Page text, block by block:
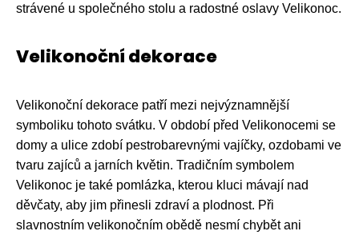
strávené u společného stolu a radostné oslavy Velikonoc.
Velikonoční dekorace
Velikonoční dekorace patří mezi nejvýznamnější
symboliku tohoto svátku. V období před Velikonocemi se
domy a ulice zdobí pestrobarevnými vajíčky, ozdobami ve
tvaru zajíců a jarních květin. Tradičním symbolem
Velikonoc je také pomlázka, kterou kluci mávají nad
děvčaty, aby jim přinesli zdraví a plodnost. Při
slavnostním velikonočním obědě nesmí chybět ani